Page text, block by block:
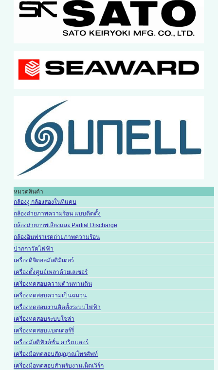
หมวดสินค้า
กล้องงู กล้องส่องในที่แคบ
กล้องถ่ายภาพความร้อน แบบติดตั้ง
กล้องถ่ายภาพเสียงและ Partial Discharge
กล้องอินฟราเรดถ่ายภาพความร้อน
ปากกาวัดไฟฟ้า
เครื่องดิจิตอลมัลติมิเตอร์
เครื่องตั้งศูนย์เพลาด้วยเลเซอร์
เครื่องทดสอบความต้านทานดิน
เครื่องทดสอบความเป็นฉนวน
เครื่องทดสอบงานติดตั้งระบบไฟฟ้า
เครื่องทดสอบระบบโซล่า
เครื่องทดสอบแบตเตอร์รี่
เครื่องมัลติฟังค์ชั่น คาริเบเตอร์
เครื่องมือทดสอบสัญญาณโทรศัพท์
เครื่องมือทดสอบสำหรับงานเน็ตเวิร์ก